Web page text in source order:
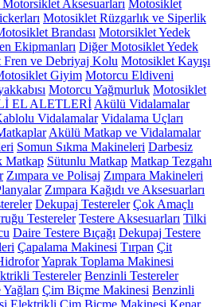
Motorsiklet Aksesuarları Motosiklet
Motosiklet Rüzgarlık ve Siperlik
Brandası Motorsiklet Yedek
Ekipmanları Diğer Motosiklet Yedek
Fren ve Debriyaj Kolu Motosiklet Kayışı
Giyim Motorcu Eldiveni
Motorcu Yağmurluk Motosiklet
EL ALETLERİ Akülü Vidalamalar
Vidalamalar Vidalama Uçları
Akülü Matkap ve Vidalamalar
Somun Sıkma Makineleri Darbesiz
Matkap Sütunlu Matkap Matkap Tezgahı
Zımpara ve Polisaj Zımpara Makineleri
Zımpara Kağıdı ve Aksesuarları
Dekupaj Testereler Çok Amaçlı
Testereler Testere Aksesuarları Tilki
Daire Testere Bıçağı Dekupaj Testere
Çapalama Makinesi Tırpan Çit
Yaprak Toplama Makinesi
Testereler Benzinli Testereler
Çim Biçme Makinesi Benzinli
Elektrikli Çim Biçme Makinesi Kenar